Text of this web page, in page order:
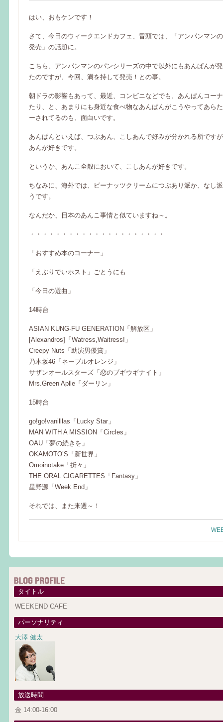
はい、おもケンです！
さて、今日のウィークエンドカフェ、冒頭では、「アンパンマン
発売」の話題に。
こちら、アンパンマンのパンシリーズの中で以外にもあんぱんが
たのですが、今回、満を持して発売！との事。
朝ドラの影響もあって、最近、コンビニなどでも、あんぱんコー
たり、と、あまりにも身近な食べ物なあんぱんがこうやってあら
ーされてるのも、面白いです。
あんぱんといえば、つぶあん、こしあんで好みが分かれる所です
あんが好きです。
というか、あんこ全般において、こしあんが好きです。
ちなみに、海外では、ピーナッツクリームにつぶあり派か、なし
うです。
なんだか、日本のあんこ事情と似ていますね～。
・・・・・・・・・・・・・・・・・・・・・
「おすすめ本のコーナー」
「えぶりでいホスト」ごとうにも
「今日の選曲」
14時台
ASIAN KUNG-FU GENERATION「解放区」
[Alexandros]「Watress,Waitress!」
Creepy Nuts「助演男優賞」
乃木坂46「ネーブルオレンジ」
サザンオールスターズ「恋のブギウギナイト」
Mrs.Green Aplle「ダーリン」
15時台
go!go!vanilllas「Lucky Star」
MAN WITH A MISSION「Circles」
OAU「夢の続きを」
OKAMOTO’S「新世界」
Omoinotake「折々」
THE ORAL CIGARETTES「Fantasy」
星野源「Week End」
それでは、また来週～！
タイトル
WEEKEND CAFE
パーソナリティ
大澤 健太
放送時間
金 14:00-16:00